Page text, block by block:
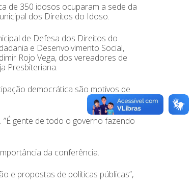
de 350 idosos ocuparam a sede da
dos Direitos do Idoso.
de Defesa dos Direitos do
e Desenvolvimento Social,
Rojo Vega, dos vereadores de
Presbiteriana.
democrática são motivos de
gente de todo o governo fazendo
da conferência.
e propostas de políticas públicas”,